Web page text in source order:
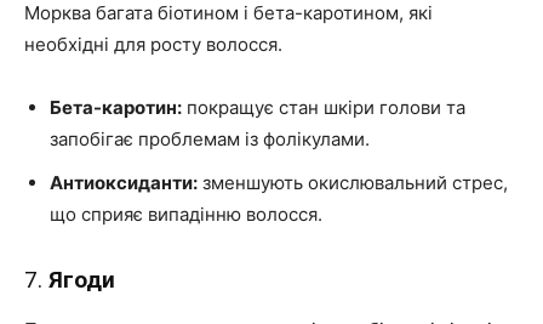
Морква багата біотином і бета-каротином, які
необхідні для росту волосся.
Бета-каротин: покращує стан шкіри голови та
запобігає проблемам із фолікулами.
Антиоксиданти: зменшують окислювальний стрес,
що сприяє випадінню волосся.
7. Ягоди